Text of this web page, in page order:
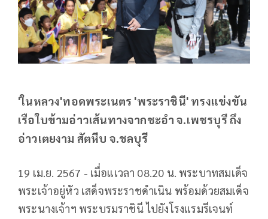
'ในหลวง'ทอดพระเนตร 'พระราชินี' ทรงแข่งขัน
เรือใบข้ามอ่าวเส้นทางจากชะอำ จ.เพชรบุรี ถึง
อ่าวเตยงาม สัตหีบ จ.ชลบุรี
19 เม.ย. 2567 - เมื่อแเวลา 08.20 น. พระบาทสมเด็จ
พระเจ้าอยู่หัว เสด็จพระราชดำเนิน พร้อมด้วยสมเด็จ
พระนางเจ้าฯ พระบรมราชินี ไปยังโรงแรมรีเจนท์